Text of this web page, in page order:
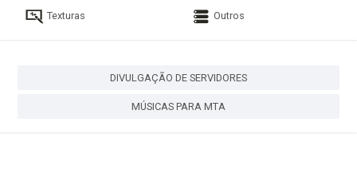
Texturas Outros
DIVULGAÇÃO DE SERVIDORES
MÚSICAS PARA MTA